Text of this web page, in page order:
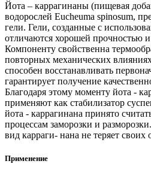
Йота – каррагинаны (пищевая
водорослей Eucheuma spinosum,
гели. Гели, созданные с
отличаются хорошей прочностью
Компоненту свойственна
повторных механических
способен восстанавливать
гарантирует получение
Благодаря этому моменту йота -
применяют как стабилизатор
йота - каррагинана принято
процессам заморозки и
вид карраги- нана не теряет своих
Применение